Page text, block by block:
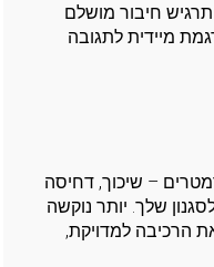
חיבור מושלם
מיידית לתגובה
– שיכוך, דחיסה
שלך. יותר נוקשה
הרכיבה למדויקת,